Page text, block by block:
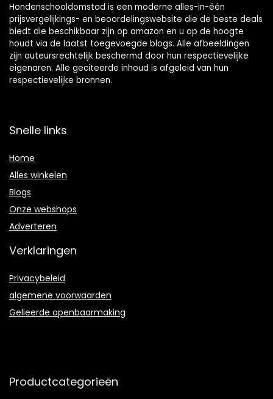
Hondenschooldomstad is een moderne alles-in-één
prijsvergelijkings- en beoordelingswebsite die de beste deals
biedt die beschikbaar zijn op amazon en u op de hoogte
houdt via de laatst toegevoegde blogs. Alle afbeeldingen
zijn auteursrechtelijk beschermd door hun respectievelijke
eigenaren. Alle geciteerde inhoud is afgeleid van hun
respectievelijke bronnen.
Snelle links
Home
Alles winkelen
Blogs
Onze webshops
Adverteren
Verklaringen
Privacybeleid
algemene voorwaarden
Gelieerde openbaarmaking
Productcategorieën